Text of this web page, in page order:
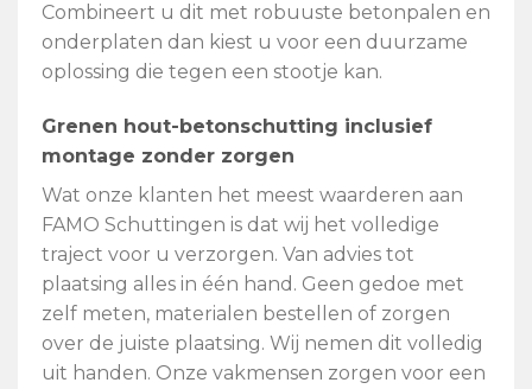
Combineert u dit met robuuste betonpalen en
onderplaten dan kiest u voor een duurzame
oplossing die tegen een stootje kan.
Grenen hout-betonschutting inclusief
montage zonder zorgen
Wat onze klanten het meest waarderen aan
FAMO Schuttingen is dat wij het volledige
traject voor u verzorgen. Van advies tot
plaatsing alles in één hand. Geen gedoe met
zelf meten, materialen bestellen of zorgen
over de juiste plaatsing. Wij nemen dit volledig
uit handen. Onze vakmensen zorgen voor een